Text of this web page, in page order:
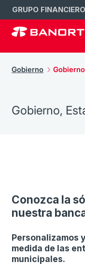
GRUPO
Gobierno
Gobierno,
Conozca la
nuestra
Personalizamos
medida de las
municipales.